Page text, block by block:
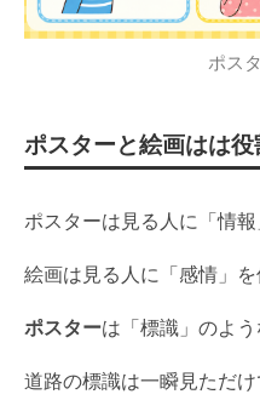
ポス
ポスターと絵画はは役
ポスターは見る人に「情
絵画は見る人に「感情」
ポスターは「標識」のよう
道路の標識は一瞬見ただ